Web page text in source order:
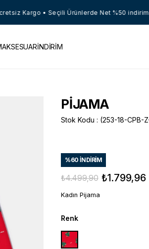
Kargo • Seçili Ürünlerde Net %50 indirim
AKSESUARİNDİRİM
PİJAMA
Stok Kodu (253-18-CPB-
%60 İNDIRIM
₺4.499,90 ₺1.799,96
Kadın Pijama
Renk